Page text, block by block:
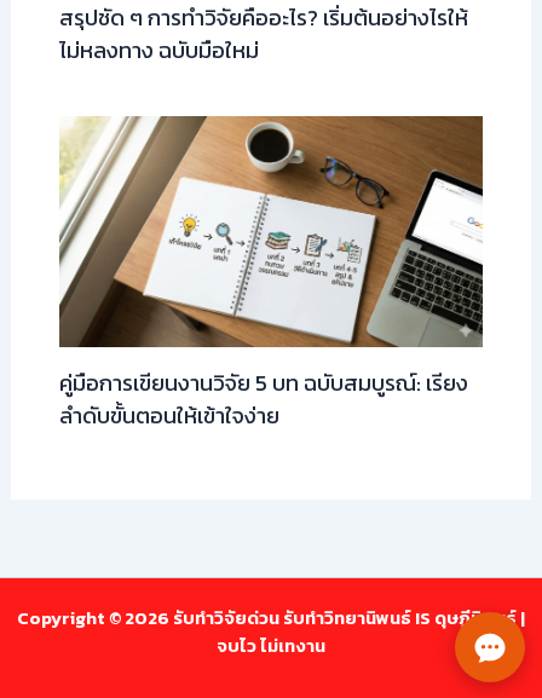
สรุปชัด ๆ การทำวิจัยคืออะไร? เริ่มต้นอย่างไรให้
ไม่หลงทาง ฉบับมือใหม่
คู่มือการเขียนงานวิจัย 5 บท ฉบับสมบูรณ์: เรียง
ลำดับขั้นตอนให้เข้าใจง่าย
Copyright © 2026 รับทำวิจัยด่วน รับทำวิทยานิพนธ์ IS ดุษฎีนิพนธ์ |
จบไว ไม่เทงาน